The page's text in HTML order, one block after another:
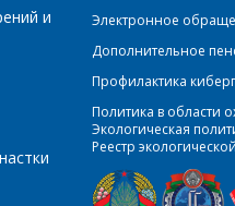
и
Электронное
Дополнительное
Профилактика
Политика в области
Экологическая
Реестр